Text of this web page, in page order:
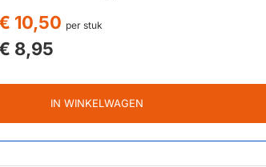
10,50 per stuk
8,95
IN WINKELWAGEN